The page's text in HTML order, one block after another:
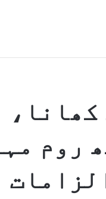
روم